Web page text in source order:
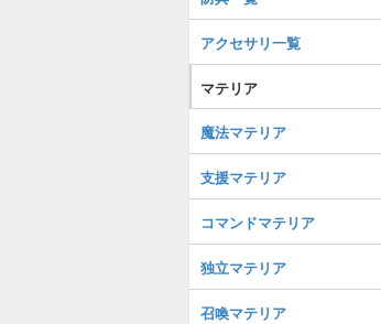
アクセサリ一覧
マテリア
魔法マテリア
支援マテリア
コマンドマテリア
独立マテリア
召喚マテリア